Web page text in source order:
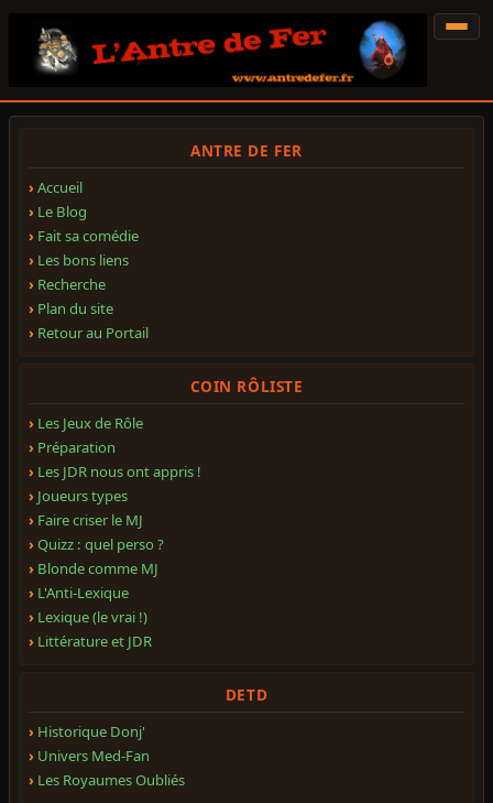
ANTRE DE FER
Accueil
Le Blog
Fait sa comédie
Les bons liens
Recherche
Plan du site
Retour au Portail
COIN RÔLISTE
Les Jeux de Rôle
Préparation
Les JDR nous ont appris !
Joueurs types
Faire criser le MJ
Quizz : quel perso ?
Blonde comme MJ
L'Anti-Lexique
Lexique (le vrai !)
Littérature et JDR
DETD
Historique Donj'
Univers Med-Fan
Les Royaumes Oubliés